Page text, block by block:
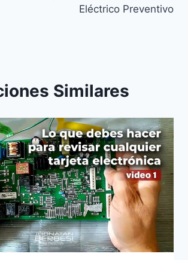
Eléctrico Preventivo
Similares